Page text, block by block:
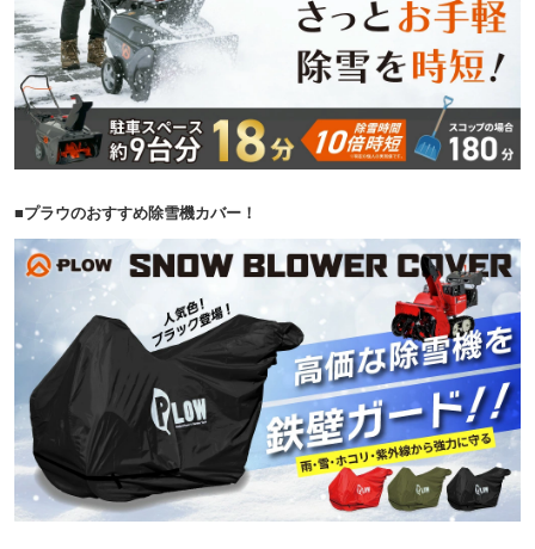
■プラウのおすすめ除雪機カバー！